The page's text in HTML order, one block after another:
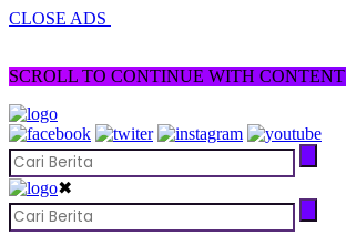
CLOSE ADS
SCROLL TO CONTINUE WITH CONTENT
✖